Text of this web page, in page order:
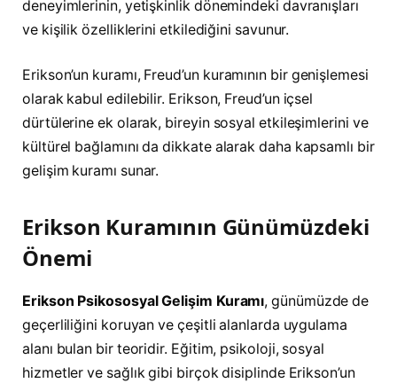
deneyimlerinin, yetişkinlik dönemindeki davranışları
ve kişilik özelliklerini etkilediğini savunur.
Erikson’un kuramı, Freud’un kuramının bir genişlemesi
olarak kabul edilebilir. Erikson, Freud’un içsel
dürtülerine ek olarak, bireyin sosyal etkileşimlerini ve
kültürel bağlamını da dikkate alarak daha kapsamlı bir
gelişim kuramı sunar.
Erikson Kuramının Günümüzdeki
Önemi
Erikson Psikososyal Gelişim Kuramı, günümüzde de
geçerliliğini koruyan ve çeşitli alanlarda uygulama
alanı bulan bir teoridir. Eğitim, psikoloji, sosyal
hizmetler ve sağlık gibi birçok disiplinde Erikson’un